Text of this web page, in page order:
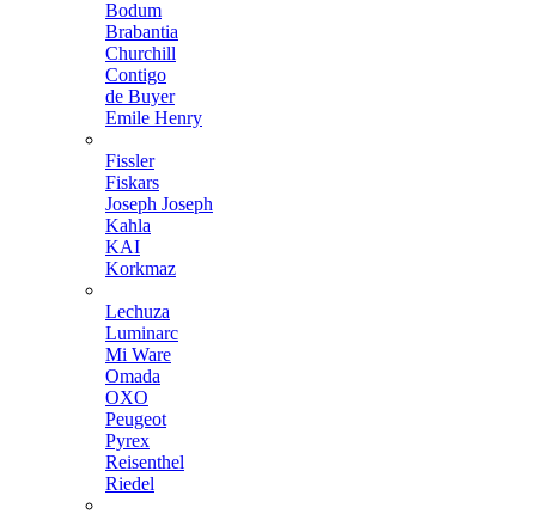
Bodum
Brabantia
Churchill
Contigo
de Buyer
Emile Henry
Fissler
Fiskars
Joseph Joseph
Kahla
KAI
Korkmaz
Lechuza
Luminarc
Mi Ware
Omada
OXO
Peugeot
Pyrex
Reisenthel
Riedel